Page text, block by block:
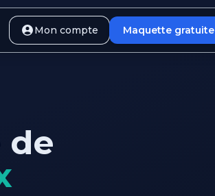
Mon compte Maquette gratuite
de